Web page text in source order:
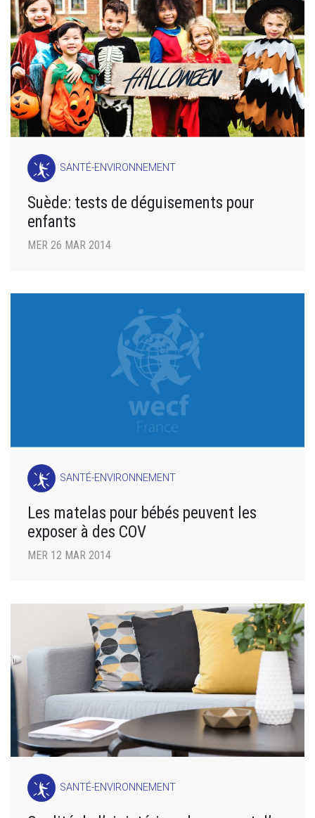
SANTÉ-ENVIRONNEMENT
Suède: tests de déguisements pour
enfants
MER 26 MAR 2014
SANTÉ-ENVIRONNEMENT
Les matelas pour bébés peuvent les
exposer à des COV
MER 12 MAR 2014
SANTÉ-ENVIRONNEMENT